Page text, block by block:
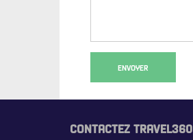
ENVOYER
CONTACTEZ TRAVEL360